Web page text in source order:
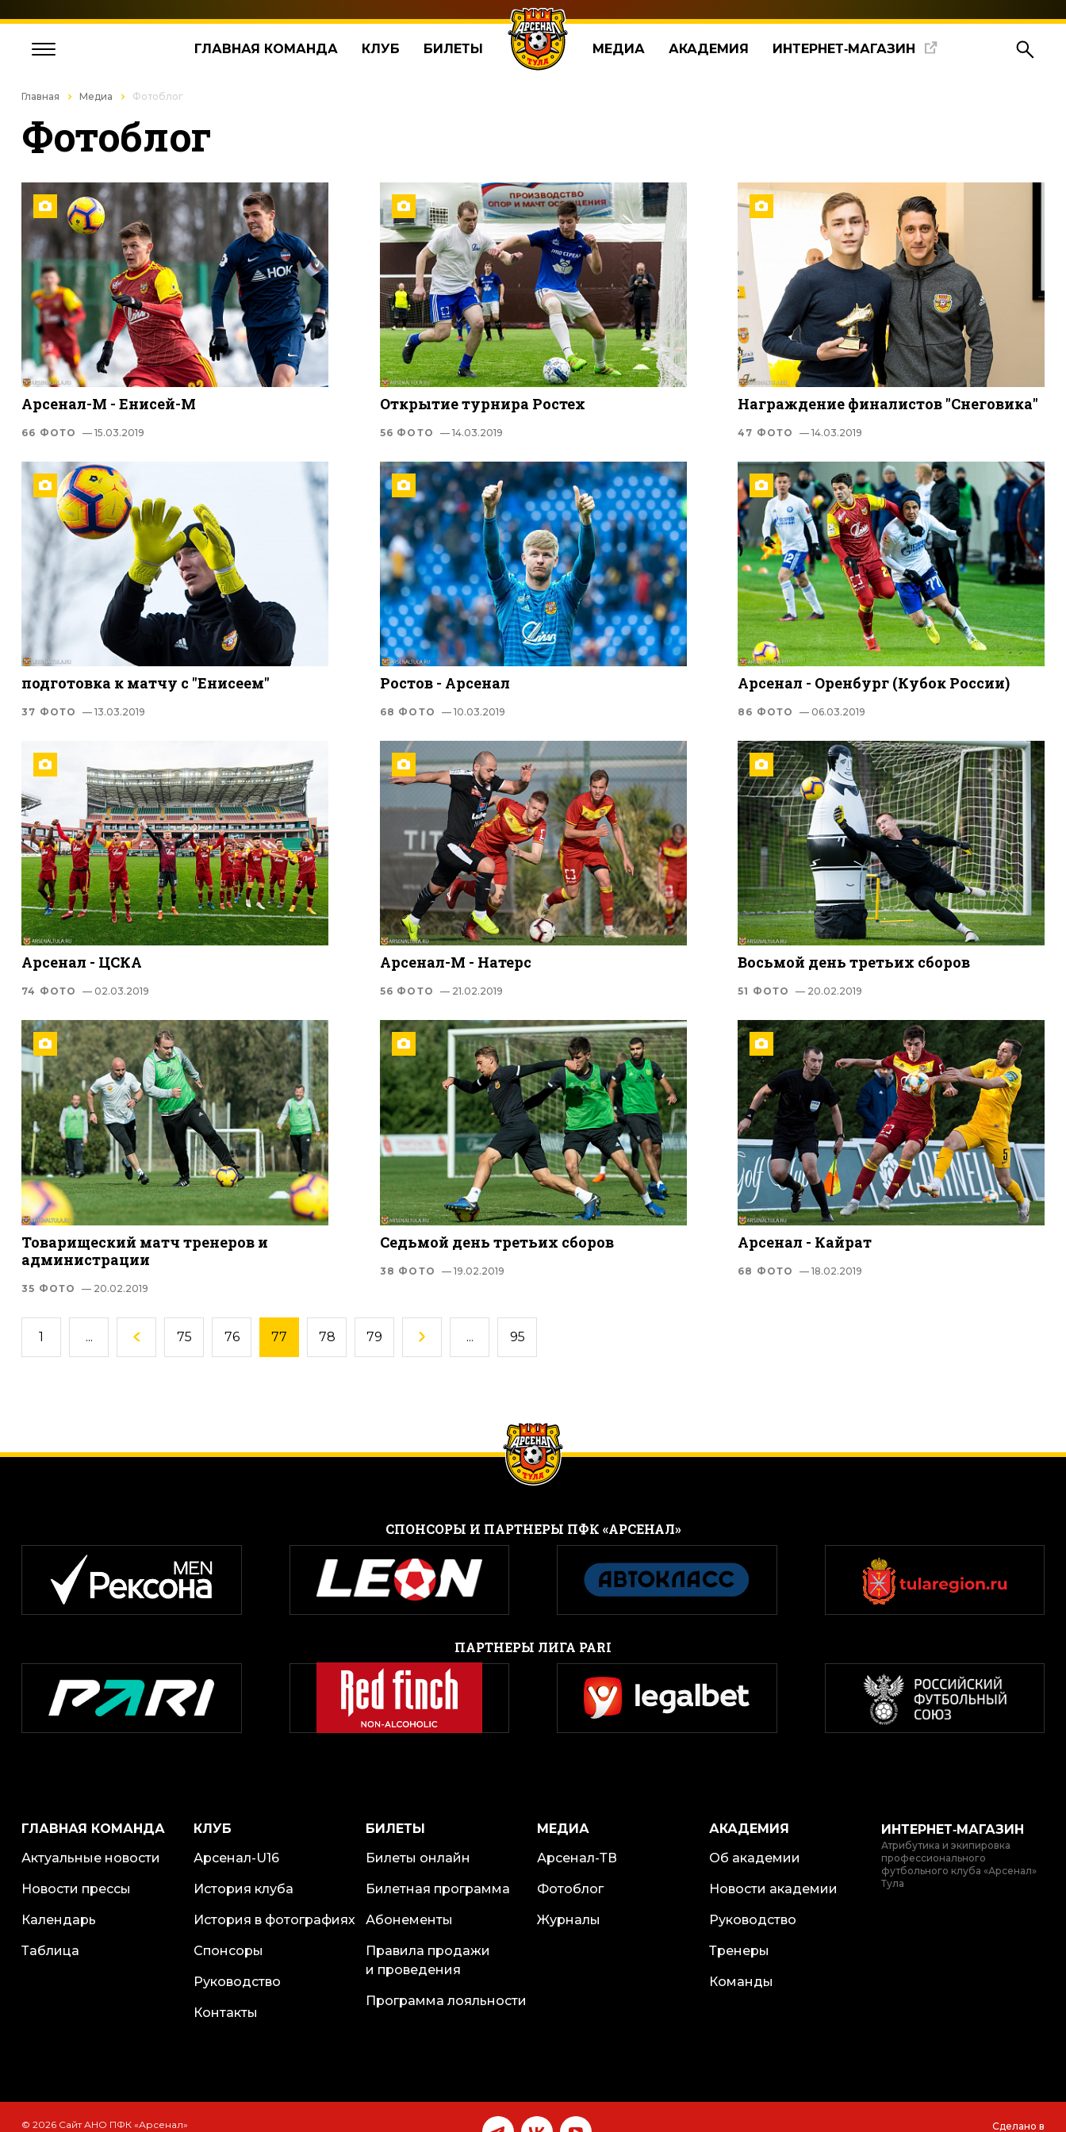
ГЛАВНАЯ КОМАНДА КЛУБ БИЛЕТЫ МЕДИА АКАДЕМИЯ ИНТЕРНЕТ‑МАГАЗИН
Главная Медиа Фотоблог
Фотоблог
Арсенал-М - Енисей-М
66 ФОТО — 15.03.2019
Открытие турнира Ростех
56 ФОТО — 14.03.2019
Награждение финалистов "Снеговика"
47 ФОТО — 14.03.2019
подготовка к матчу с "Енисеем"
37 ФОТО — 13.03.2019
Ростов - Арсенал
68 ФОТО — 10.03.2019
Арсенал - Оренбург (Кубок России)
86 ФОТО — 06.03.2019
Арсенал - ЦСКА
74 ФОТО — 02.03.2019
Арсенал-М - Натерс
56 ФОТО — 21.02.2019
Восьмой день третьих сборов
51 ФОТО — 20.02.2019
Товарищеский матч тренеров и
администрации
35 ФОТО — 20.02.2019
Седьмой день третьих сборов
38 ФОТО — 19.02.2019
Арсенал - Кайрат
68 ФОТО — 18.02.2019
1 ... 75 76 77 78 79 ... 95
CПОНСОРЫ И ПАРТНЕРЫ ПФК «АРСЕНАЛ»
ПАРТНЕРЫ ЛИГА PARI
ГЛАВНАЯ КОМАНДА
Актуальные новости
Новости прессы
Календарь
Таблица
КЛУБ
Арсенал-U16
История клуба
История в фотографиях
Спонсоры
Руководство
Контакты
БИЛЕТЫ
Билеты онлайн
Билетная программа
Абонементы
Правила продажи
и проведения
Программа лояльности
МЕДИА
Арсенал-ТВ
Фотоблог
Журналы
АКАДЕМИЯ
Об академии
Новости академии
Руководство
Тренеры
Команды
ИНТЕРНЕТ‑МАГАЗИН
Атрибутика и экипировка
профессионального
футбольного клуба «Арсенал»
Тула
© 2026 Сайт АНО ПФК «Арсенал» Сделано в